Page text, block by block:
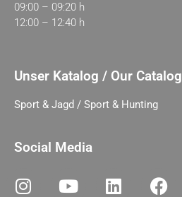
09:00 – 09:20 h
12:00 – 12:40 h
Unser Katalog / Our Catalog
Sport & Jagd / Sport & Hunting
Social Media